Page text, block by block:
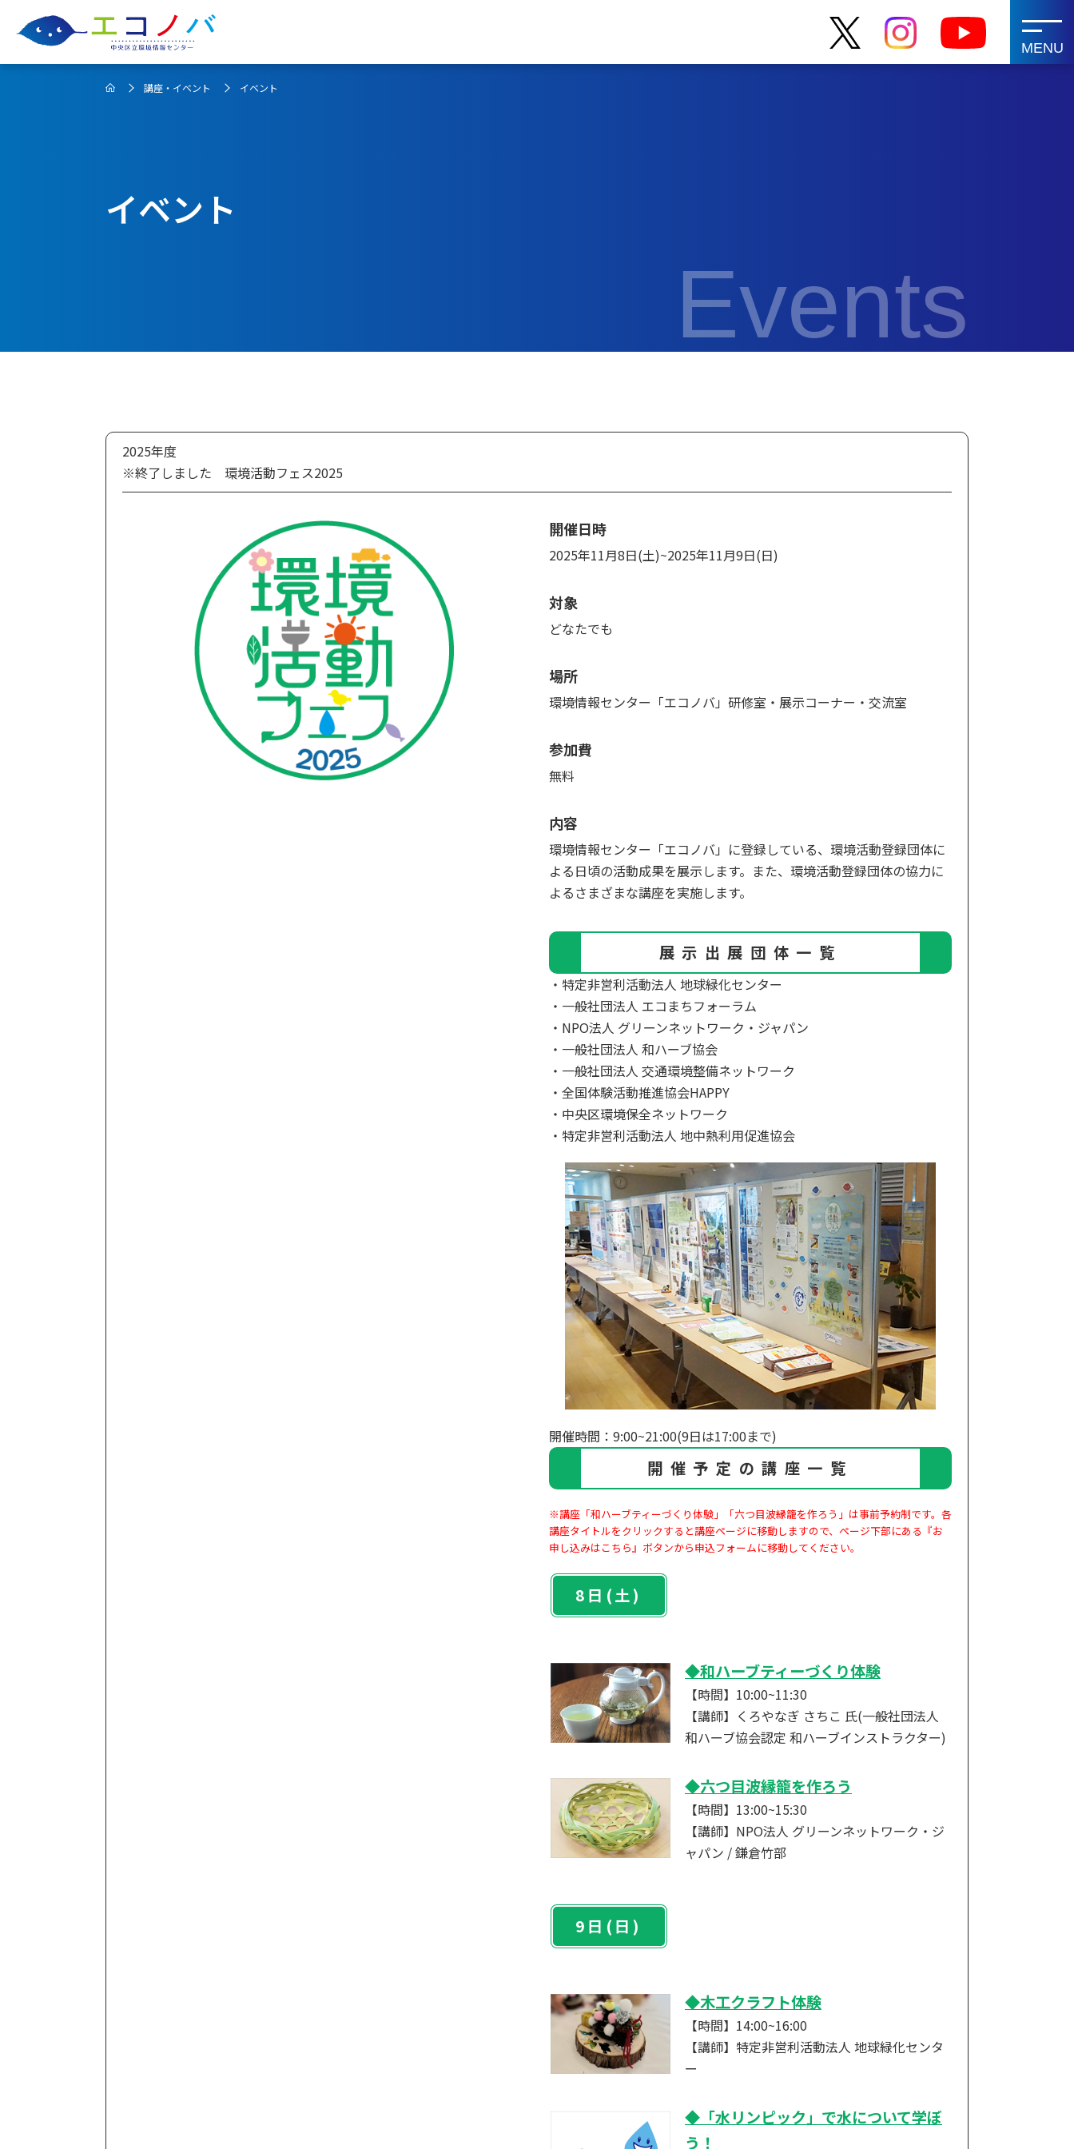
MENU
講座・イベント イベント
イベント
Events
2025年度
※終了しました 環境活動フェス2025
開催日時
2025年11月8日(土)~2025年11月9日(日)
対象
どなたでも
場所
環境情報センター「エコノバ」研修室・展示コーナー・交流室
参加費
無料
内容
環境情報センター「エコノバ」に登録している、環境活動登録団体に
よる日頃の活動成果を展示します。また、環境活動登録団体の協力に
よるさまざまな講座を実施します。
展示出展団体一覧
・特定非営利活動法人 地球緑化センター
・一般社団法人 エコまちフォーラム
・NPO法人 グリーンネットワーク・ジャパン
・一般社団法人 和ハーブ協会
・一般社団法人 交通環境整備ネットワーク
・全国体験活動推進協会HAPPY
・中央区環境保全ネットワーク
・特定非営利活動法人 地中熱利用促進協会
開催時間：9:00~21:00(9日は17:00まで)
開催予定の講座一覧
※講座「和ハーブティーづくり体験」「六つ目波縁籠を作ろう」は事前予約制です。各
講座タイトルをクリックすると講座ページに移動しますので、ページ下部にある『お
申し込みはこちら』ボタンから申込フォームに移動してください。
8日(土)
◆和ハーブティーづくり体験
【時間】10:00~11:30
【講師】くろやなぎ さちこ 氏(一般社団法人
和ハーブ協会認定 和ハーブインストラクター)
◆六つ目波縁籠を作ろう
【時間】13:00~15:30
【講師】NPO法人 グリーンネットワーク・ジ
ャパン / 鎌倉竹部
9日(日)
◆木工クラフト体験
【時間】14:00~16:00
【講師】特定非営利活動法人 地球緑化センタ
ー
◆「水リンピック」で水について学ぼ
う！